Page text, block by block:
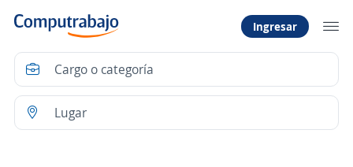
Ingresar